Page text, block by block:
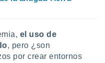
el uso de
, pero ¿son
por crear entornos